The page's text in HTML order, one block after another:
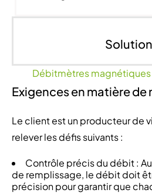
Débitmètres magnétiques
Exigences en matière de
Le client est un producteur de
relever les défis suivants :
Contrôle précis du débit :
de remplissage, le débit doit
précision pour garantir que